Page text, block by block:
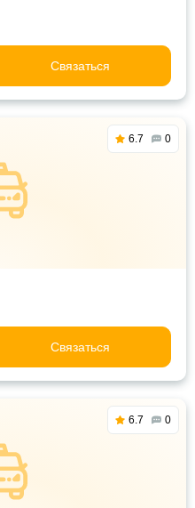
Связаться
6.7 0
Связаться
6.7 0